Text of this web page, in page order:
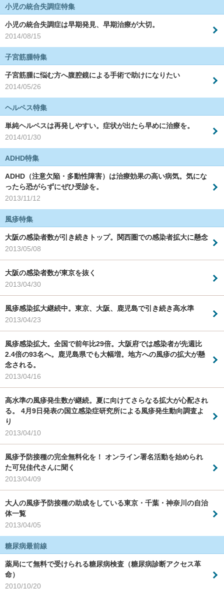
小児の統合失調症特集
小児の統合失調症は早期発見、早期治療が大切。
2014/08/15
子宮筋腫特集
子宮筋腫に悩む方へ腹腔鏡による手術で助けになりたい
2014/05/26
ヘルペス特集
単純ヘルペスは再発しやすい。症状が出たら早めに治療を。
2014/01/30
ADHD特集
ADHD（注意欠陥・多動性障害）は治療効果の高い病気。気にな
ったら恐がらずにぜひ受診を。
2013/11/12
風疹特集
大阪の感染者数が引き続きトップ。関西圏での感染者拡大に懸念
2013/05/08
大阪の感染者数が東京を抜く
2013/04/30
風疹感染拡大継続中。東京、大阪、鹿児島で引き続き高水準
2013/04/23
風疹感染拡大。全国で前年比29倍。大阪府では感染者が先週比
2.4倍の93名へ。鹿児島県でも大幅増。地方への風疹の拡大が懸
念される。
2013/04/16
高水準の風疹発生数が継続。夏に向けてさらなる拡大が心配され
る。 4月9日発表の国立感染症研究所による風疹発生動向調査よ
り
2013/04/10
風疹予防接種の完全無料化を！ オンライン署名活動を始められ
た可兒佳代さんに聞く
2013/04/09
大人の風疹予防接種の助成をしている東京・千葉・神奈川の自治
体一覧
2013/04/05
糖尿病最前線
薬局にて無料で受けられる糖尿病検査（糖尿病診断アクセス革
命）
2010/10/20